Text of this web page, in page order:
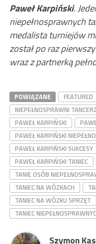
Paweł Karpiński.
niepełnosprawnych
medalista turniejów
został po raz
wraz z partnerką
POWIĄZANE FEATURED
NIEPEŁNOSPRAWNI
PAWEŁ KARPIŃSKI
PAWEŁ KARPIŃSKI
PAWEŁ KARPIŃSKI SUKCESY
PAWEŁ KARPIŃSKI TANIEC
TANIE OSÓB
TANIEC NA WÓZKACH
TANIEC NA WÓZKU SPRZĘT
TANIEC
Szymon